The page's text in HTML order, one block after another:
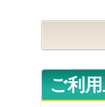
ご利